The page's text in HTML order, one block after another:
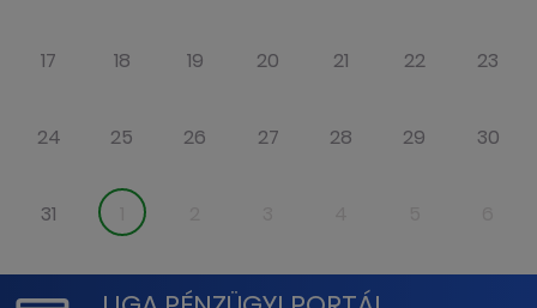
17 18 19 20 21 22 23
24 25 26 27 28 29 30
31